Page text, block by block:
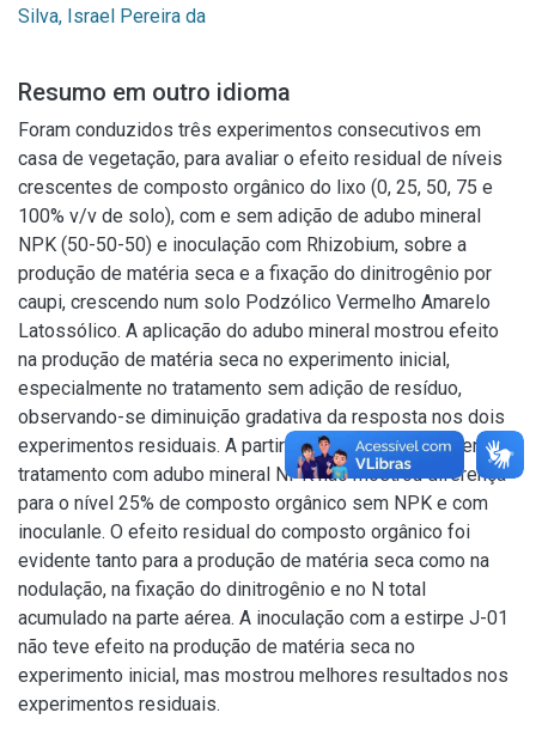
Silva, Israel Pereira da
Resumo em outro idioma
Foram conduzidos três experimentos consecutivos em
casa de vegetação, para avaliar o efeito residual de níveis
crescentes de composto orgânico do lixo (0, 25, 50, 75 e
100% v/v de solo), com e sem adição de adubo mineral
NPK (50-50-50) e inoculação com Rhizobium, sobre a
produção de matéria seca e a fixação do dinitrogênio por
caupi, crescendo num solo Podzólico Vermelho Amarelo
Latossólico. A aplicação do adubo mineral mostrou efeito
na produção de matéria seca no experimento inicial,
especialmente no tratamento sem adição de resíduo,
observando-se diminuição gradativa da resposta nos dois
experimentos residuais. A partir do segundo experimento o
tratamento com adubo mineral NPK não mostrou diferença
para o nível 25% de composto orgânico sem NPK e com
inoculanle. O efeito residual do composto orgânico foi
evidente tanto para a produção de matéria seca como na
nodulação, na fixação do dinitrogênio e no N total
acumulado na parte aérea. A inoculação com a estirpe J-01
não teve efeito na produção de matéria seca no
experimento inicial, mas mostrou melhores resultados nos
experimentos residuais.